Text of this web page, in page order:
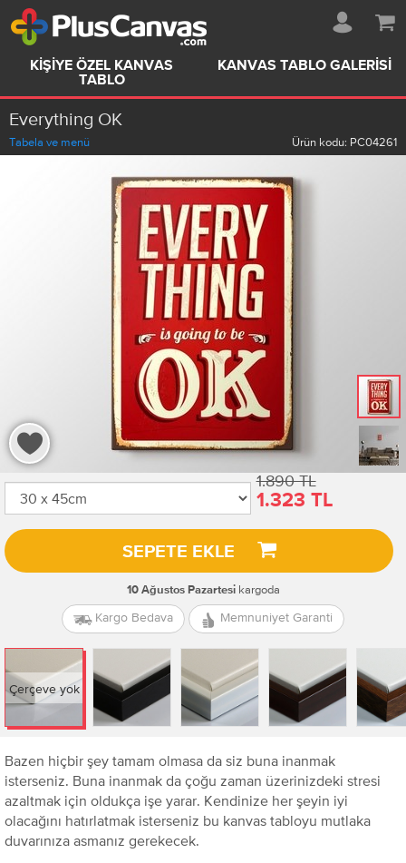
KIŞIYE ÖZEL KANVAS
TABLO
KANVAS TABLO GALERISI
Everything OK
Tabela ve menü Ürün kodu: PC04261
1.890 TL
1.323 TL
SEPETE EKLE
10 Ağustos Pazartesikargoda
Kargo Bedava Memnuniyet Garanti
Çerçeve yok
Bazen hiçbir şey tamam olmasa da siz buna inanmak
isterseniz. Buna inanmak da çoğu zaman üzerinizdeki stresi
azaltmak için oldukça işe yarar. Kendinize her şeyin iyi
olacağını hatırlatmak isterseniz bu kanvas tabloyu mutlaka
duvarınıza asmanız gerekecek.